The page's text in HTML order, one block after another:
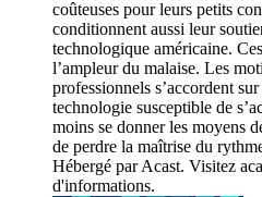
coûteuses pour leurs petits
conditionnent aussi leur
technologique américaine.
l’ampleur du malaise. Les
professionnels s’accordent
technologie susceptible de
moins se donner les moyens
de perdre la maîtrise du
Hébergé par Acast. Visitez
d'informations.